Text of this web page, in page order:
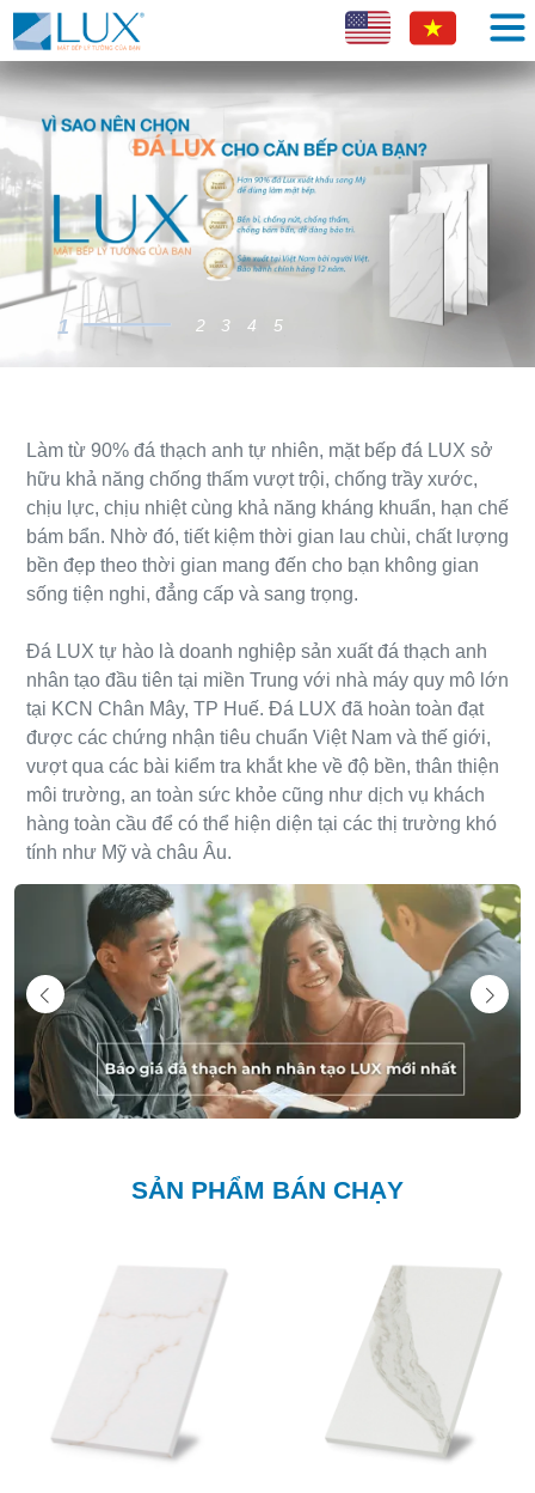
1 2 3 4 5
Làm từ 90% đá thạch anh tự nhiên, mặt bếp đá LUX sở
hữu khả năng chống thấm vượt trội, chống trầy xước,
chịu lực, chịu nhiệt cùng khả năng kháng khuẩn, hạn chế
bám bẩn. Nhờ đó, tiết kiệm thời gian lau chùi, chất lượng
bền đẹp theo thời gian mang đến cho bạn không gian
sống tiện nghi, đẳng cấp và sang trọng.
Đá LUX tự hào là doanh nghiệp sản xuất đá thạch anh
nhân tạo đầu tiên tại miền Trung với nhà máy quy mô lớn
tại KCN Chân Mây, TP Huế. Đá LUX đã hoàn toàn đạt
được các chứng nhận tiêu chuẩn Việt Nam và thế giới,
vượt qua các bài kiểm tra khắt khe về độ bền, thân thiện
môi trường, an toàn sức khỏe cũng như dịch vụ khách
hàng toàn cầu để có thể hiện diện tại các thị trường khó
tính như Mỹ và châu Âu.
SẢN PHẨM BÁN CHẠY